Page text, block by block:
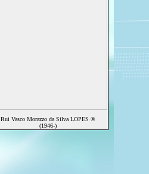
Rui Vasco Morazzo da Silva LOPES ®
(1946-)